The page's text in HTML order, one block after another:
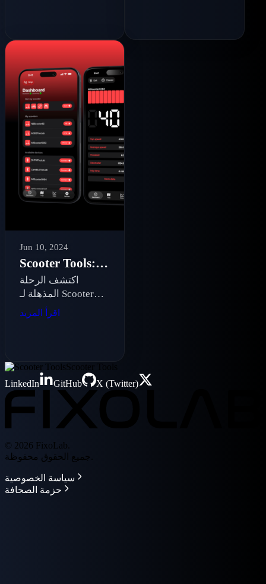
Jun 10, 2024
Scooter Tools: من فكرة إلى 34 ألف تنزيل
اكتشف الرحلة
المذهلة لـ Scooter
Tools من فكرة
بسيطة أثناء الحجر
ألف تنزيل. تعرف على
عملية التطوير
والتحديات التي تم
التغلب عليها والقصة
وراء تطبيق مراقبة
السكوتر الكهربائي
اقرأ المزيد
Scooter Tools
LinkedIn
GitHub X (Twitter)
© 2026 FixoLab.
سياسة الخصوصية
حزمة الصحافة